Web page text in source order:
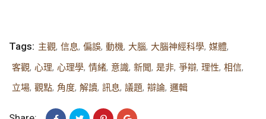
Tags: 主觀, 信息, 偏誤, 動機, 大腦, 大腦神經科學, 媒體,
客觀, 心理, 心理學, 情緒, 意識, 新聞, 是非, 爭辯, 理性, 相信,
立場, 觀點, 角度, 解讀, 訊息, 議題, 辯論, 邏輯